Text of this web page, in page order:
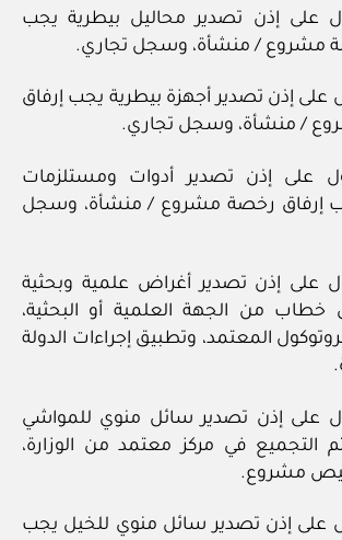
على إذن تصدير محاليل بيطرية يجب
مشروع / منشأة، وسجل تجاري.
على إذن تصدير أجهزة بيطرية يجب إرفاق
/ منشأة، وسجل تجاري.
على إذن تصدير أدوات ومستلزمات
إرفاق رخصة مشروع / منشأة، وسجل
على إذن تصدير أغراض علمية وبحثية
خطاب من الجهة العلمية أو البحثية،
المعتمد، وتطبيق إجراءات الدولة
على إذن تصدير سائل منوي للمواشي
التجميع في مركز معتمد من الوزارة،
مشروع.
على إذن تصدير سائل منوي للخيل يجب